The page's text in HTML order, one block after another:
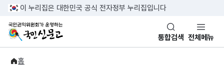
복영역 건너뛰기
이 누리집은 대한민국 공식 전자정부 누리집입니다
국민권익위원회가 운영하는 국민신문고
통합검색 전체메뉴
홈